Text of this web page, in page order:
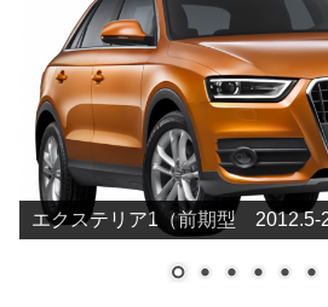
エクステリア1（前期型 2012.5-